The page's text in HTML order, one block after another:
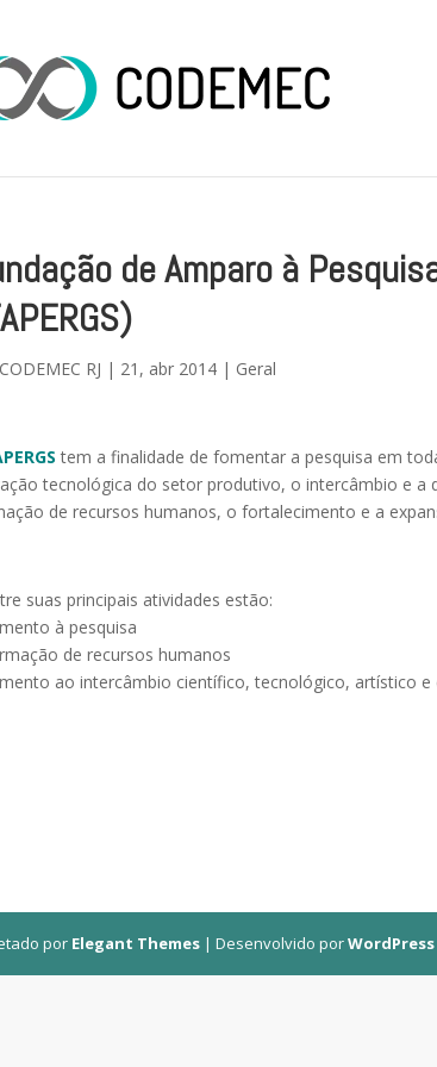
de Amparo à
CODEMEC RJ | 21, abr 2014 | Geral
tem a finalidade de fomentar a pesquisa em
tecnológica do setor produtivo, o intercâmbio e a
de recursos humanos, o fortalecimento e a
suas principais atividades estão:
à pesquisa
de recursos humanos
ao intercâmbio científico, tecnológico, artístico e
por Elegant Themes | Desenvolvido porWordPress